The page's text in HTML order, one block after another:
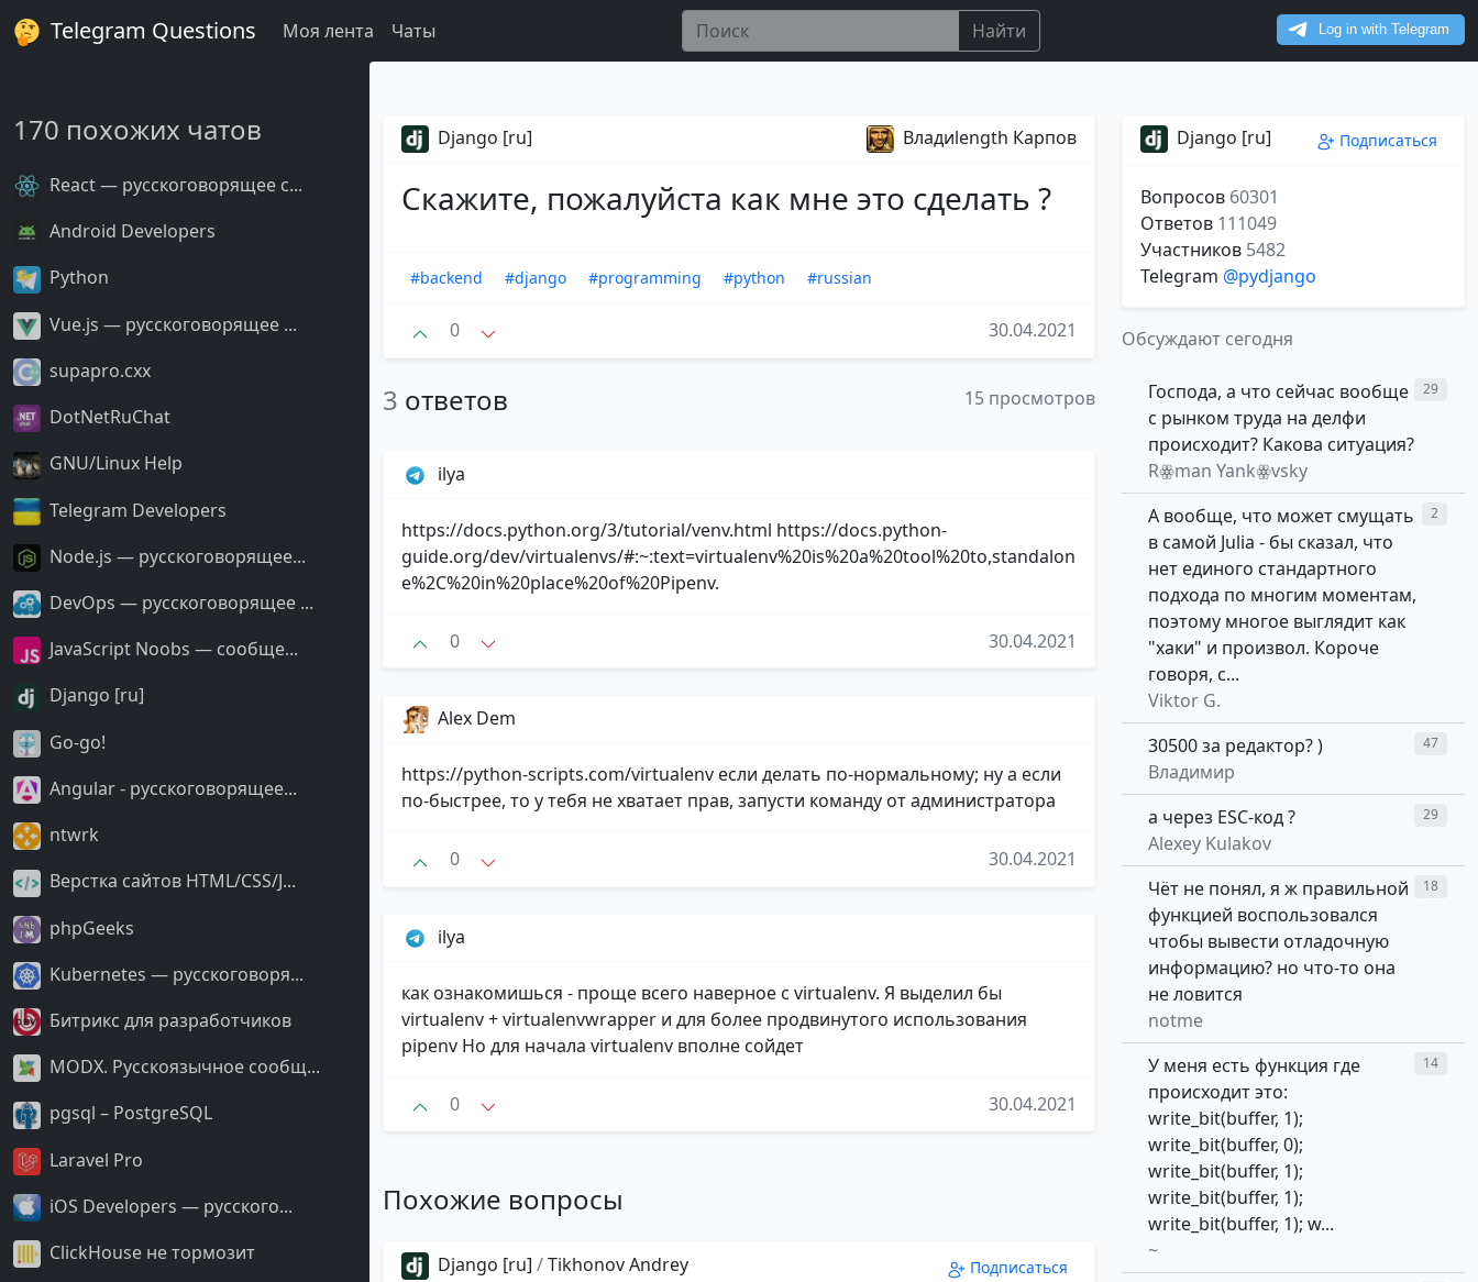
Telegram Questions Моя лента Чаты Найти
170 похожих чатов
React — русскоговорящее с...
Android Developers
Python
Vue.js — русскоговорящее ...
supapro.cxx
DotNetRuChat
GNU/Linux Help
Telegram Developers
Node.js — русскоговорящее...
DevOps — русскоговорящее ...
JavaScript Noobs — сообще...
Django [ru]
Go-go!
Angular - русскоговорящее...
ntwrk
Верстка сайтов HTML/CSS/J...
phpGeeks
Kubernetes — русскоговоря...
Битрикс для разработчиков
MODX. Русскоязычное сообщ...
pgsql – PostgreSQL
Laravel Pro
iOS Developers — русского...
ClickHouse не тормозит
Django [ru] Владиlength Карпов
Скажите, пожалуйста как мне это сделать ?
#backend #django #programming #python #russian
0 30.04.2021
3 ответов 15 просмотров
ilya
https://docs.python.org/3/tutorial/venv.html https://docs.python-
guide.org/dev/virtualenvs/#:~:text=virtualenv%20is%20a%20tool%20to,standalon
e%2C%20in%20place%20of%20Pipenv.
0 30.04.2021
Alex Dem
https://python-scripts.com/virtualenv если делать по-нормальному; ну а если
по-быстрее, то у тебя не хватает прав, запусти команду от администратора
0 30.04.2021
ilya
как ознакомишься - проще всего наверное с virtualenv. Я выделил бы
virtualenv + virtualenvwrapper и для более продвинутого использования
pipenv Но для начала virtualenv вполне сойдет
0 30.04.2021
Похожие вопросы
Django [ru] /Tikhonov Andrey Подписаться
Django [ru] Подписаться
Вопросов 60301
Ответов 111049
Участников 5482
Telegram @pydjango
Обсуждают сегодня
Господа, а что сейчас вообще
с рынком труда на делфи
происходит? Какова ситуация?
Rꙮman Yankꙮvsky
29
А вообще, что может смущать
в самой Julia - бы сказал, что
нет единого стандартного
подхода по многим моментам,
поэтому многое выглядит как
"хаки" и произвол. Короче
говоря, с...
Viktor G.
2
30500 за редактор? )
Владимир
47
а через ESC-код ?
Alexey Kulakov
29
Чёт не понял, я ж правильной
функцией воспользовался
чтобы вывести отладочную
информацию? но что-то она
не ловится
notme
18
У меня есть функция где
происходит это:
write_bit(buffer, 1);
write_bit(buffer, 0);
write_bit(buffer, 1);
write_bit(buffer, 1);
write_bit(buffer, 1); w...
~
14